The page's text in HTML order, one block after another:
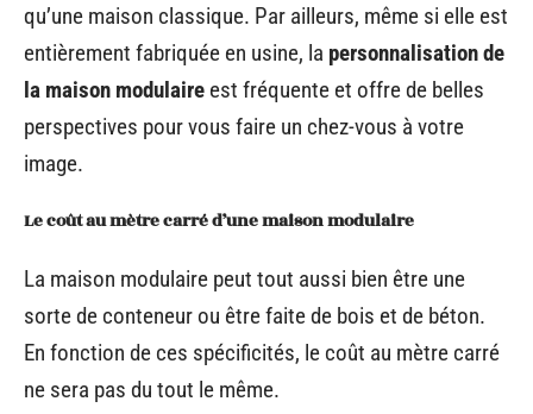
qu’une maison classique. Par ailleurs, même si elle est
entièrement fabriquée en usine, la personnalisation de
la maison modulaire est fréquente et offre de belles
perspectives pour vous faire un chez-vous à votre
image.
Le coût au mètre carré d’une maison modulaire
La maison modulaire peut tout aussi bien être une
sorte de conteneur ou être faite de bois et de béton.
En fonction de ces spécificités, le coût au mètre carré
ne sera pas du tout le même.